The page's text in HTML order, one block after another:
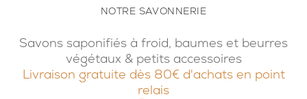
NOTRE SAVONNERIE
Savons saponifiés à froid, baumes et beurres
végétaux & petits accessoires
Livraison gratuite dès 80€ d'achats en point
relais